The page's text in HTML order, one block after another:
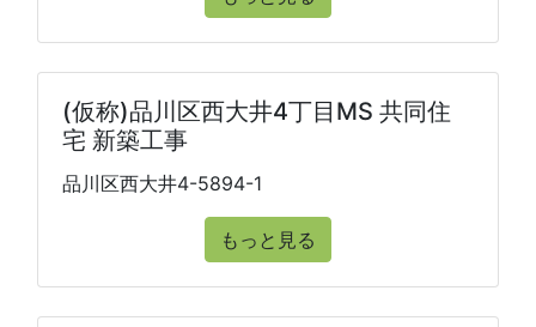
(仮称)品川区西大井4丁目MS 共同住
宅 新築工事
品川区西大井4-5894-1
もっと見る